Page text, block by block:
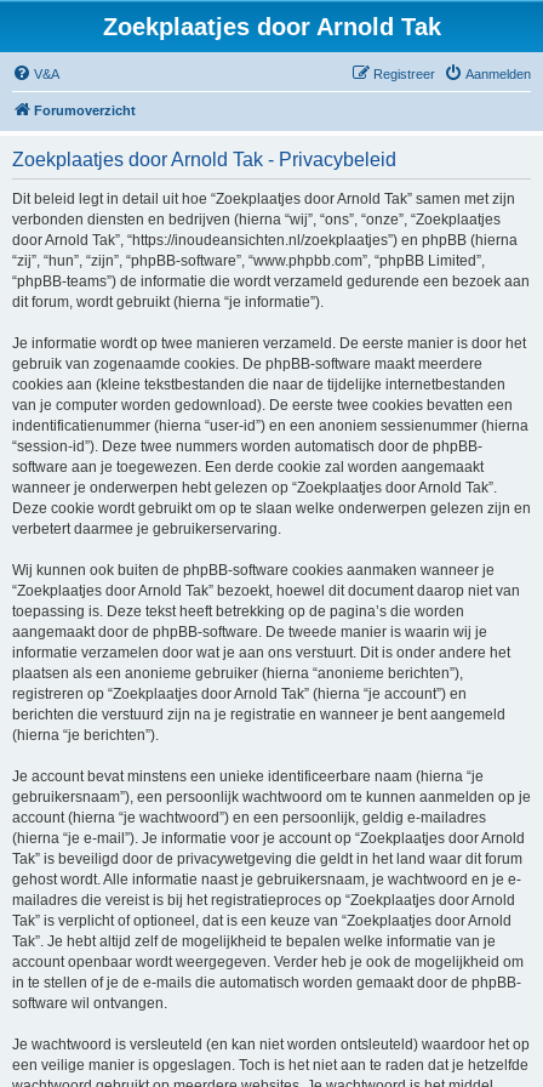
Zoekplaatjes door Arnold Tak
V&A Aanmelden
Registreer
Forumoverzicht
Zoekplaatjes door Arnold Tak - Privacybeleid
Dit beleid legt in detail uit hoe “Zoekplaatjes door Arnold Tak” samen met zijn
verbonden diensten en bedrijven (hierna “wij”, “ons”, “onze”, “Zoekplaatjes
door Arnold Tak”, “https://inoudeansichten.nl/zoekplaatjes”) en phpBB (hierna
“zij”, “hun”, “zijn”, “phpBB-software”, “www.phpbb.com”, “phpBB Limited”,
“phpBB-teams”) de informatie die wordt verzameld gedurende een bezoek aan
dit forum, wordt gebruikt (hierna “je informatie”).
Je informatie wordt op twee manieren verzameld. De eerste manier is door het
gebruik van zogenaamde cookies. De phpBB-software maakt meerdere
cookies aan (kleine tekstbestanden die naar de tijdelijke internetbestanden
van je computer worden gedownload). De eerste twee cookies bevatten een
indentificatienummer (hierna “user-id”) en een anoniem sessienummer (hierna
“session-id”). Deze twee nummers worden automatisch door de phpBB-
software aan je toegewezen. Een derde cookie zal worden aangemaakt
wanneer je onderwerpen hebt gelezen op “Zoekplaatjes door Arnold Tak”.
Deze cookie wordt gebruikt om op te slaan welke onderwerpen gelezen zijn en
verbetert daarmee je gebruikerservaring.
Wij kunnen ook buiten de phpBB-software cookies aanmaken wanneer je
“Zoekplaatjes door Arnold Tak” bezoekt, hoewel dit document daarop niet van
toepassing is. Deze tekst heeft betrekking op de pagina’s die worden
aangemaakt door de phpBB-software. De tweede manier is waarin wij je
informatie verzamelen door wat je aan ons verstuurt. Dit is onder andere het
plaatsen als een anonieme gebruiker (hierna “anonieme berichten”),
registreren op “Zoekplaatjes door Arnold Tak” (hierna “je account”) en
berichten die verstuurd zijn na je registratie en wanneer je bent aangemeld
(hierna “je berichten”).
Je account bevat minstens een unieke identificeerbare naam (hierna “je
gebruikersnaam”), een persoonlijk wachtwoord om te kunnen aanmelden op je
account (hierna “je wachtwoord”) en een persoonlijk, geldig e-mailadres
(hierna “je e-mail”). Je informatie voor je account op “Zoekplaatjes door Arnold
Tak” is beveiligd door de privacywetgeving die geldt in het land waar dit forum
gehost wordt. Alle informatie naast je gebruikersnaam, je wachtwoord en je e-
mailadres die vereist is bij het registratieproces op “Zoekplaatjes door Arnold
Tak” is verplicht of optioneel, dat is een keuze van “Zoekplaatjes door Arnold
Tak”. Je hebt altijd zelf de mogelijkheid te bepalen welke informatie van je
account openbaar wordt weergegeven. Verder heb je ook de mogelijkheid om
in te stellen of je de e-mails die automatisch worden gemaakt door de phpBB-
software wil ontvangen.
Je wachtwoord is versleuteld (en kan niet worden ontsleuteld) waardoor het op
een veilige manier is opgeslagen. Toch is het niet aan te raden dat je hetzelfde